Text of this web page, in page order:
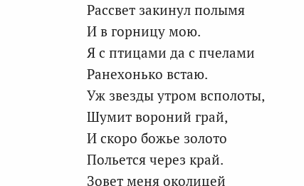
Рассвет закинул полымя
И в горницу мою.
Я с птицами да с пчелами
Ранехонько встаю.
Уж звезды утром всполоты,
Шумит вороний грай,
И скоро божье золото
Польется через край.
Зовет меня околицей